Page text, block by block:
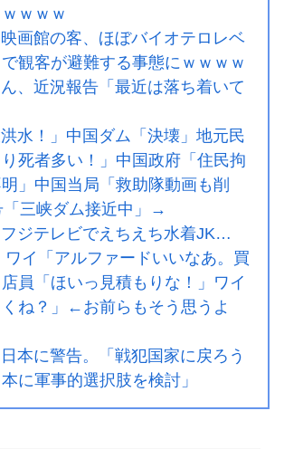
ｗｗｗ
映画館の客、ほぼバイオテロレベ
観客が避難する事態にｗｗｗｗ
、近況報告「最近は落ち着いて
水！」中国ダム「決壊」地元民
り死者多い！」中国政府「住民拘
」中国当局「救助隊動画も削
「三峡ダム接近中」→
フジテレビでえちえち水着JK…
ワイ「アルファードいいなあ。買
員「ほいっ見積もりな！」ワイ
くね？」←お前らもそう思うよ
本に警告。「戦犯国家に戻ろう
に軍事的選択肢を検討」